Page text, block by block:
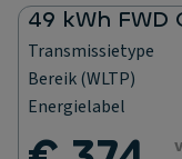
49 kWh FWD
Transmissietype
Bereik (WLTP)
Energielabel